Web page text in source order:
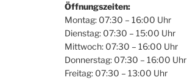
Öffnungszeiten:
Montag: 07:30 – 16:00 Uhr
Dienstag: 07:30 – 15:00 Uhr
Mittwoch: 07:30 – 16:00 Uhr
Donnerstag: 07:30 – 16:00 Uhr
Freitag: 07:30 – 13:00 Uhr